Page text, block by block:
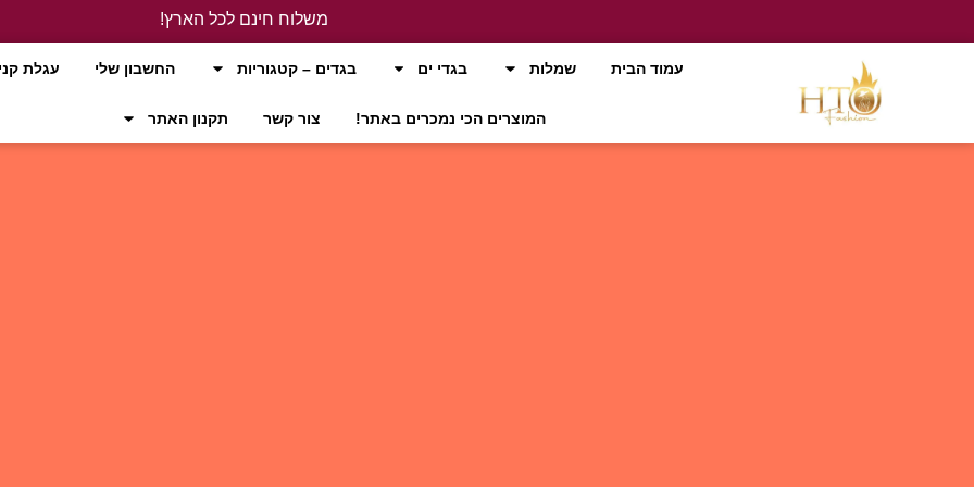
משלוח חינם לכל הארץ!
עמוד הבית
שמלות בגדי ים בגדים – קטגוריות החשבון שלי עגלת
המוצרים הכי נמכרים באתר! צור קשר תקנון האתר